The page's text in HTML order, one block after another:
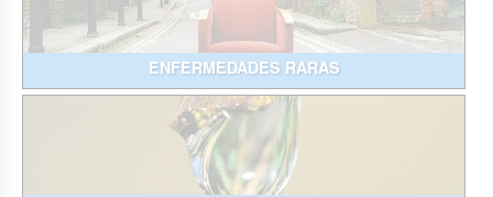
ENFERMEDADES RARAS